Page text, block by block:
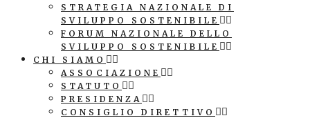
STRATEGIA NAZIONALE DI
SVILUPPO SOSTENIBILE
FORUM NAZIONALE DELLO
SVILUPPO SOSTENIBILE
CHI SIAMO
ASSOCIAZIONE
STATUTO
PRESIDENZA
CONSIGLIO DIRETTIVO